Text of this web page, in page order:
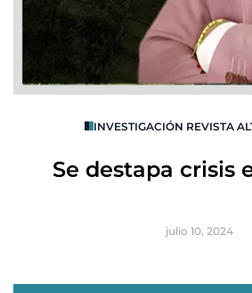
INVESTIGACIÓN REVISTA
Se destapa crisis
julio 10, 2024